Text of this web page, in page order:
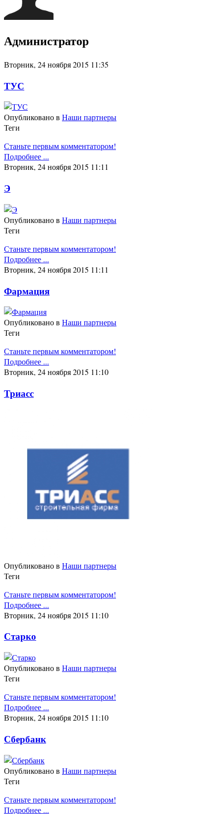
Администратор
Вторник, 24 ноября 2015 11:35
ТУС
Опубликовано в Наши партнеры
Теги
Станьте первым комментатором!
Подробнее ...
Вторник, 24 ноября 2015 11:11
Э
Опубликовано в Наши партнеры
Теги
Станьте первым комментатором!
Подробнее ...
Вторник, 24 ноября 2015 11:11
Фармация
Опубликовано в Наши партнеры
Теги
Станьте первым комментатором!
Подробнее ...
Вторник, 24 ноября 2015 11:10
Триасс
Опубликовано в Наши партнеры
Теги
Станьте первым комментатором!
Подробнее ...
Вторник, 24 ноября 2015 11:10
Старко
Опубликовано в Наши партнеры
Теги
Станьте первым комментатором!
Подробнее ...
Вторник, 24 ноября 2015 11:10
Сбербанк
Опубликовано в Наши партнеры
Теги
Станьте первым комментатором!
Подробнее ...